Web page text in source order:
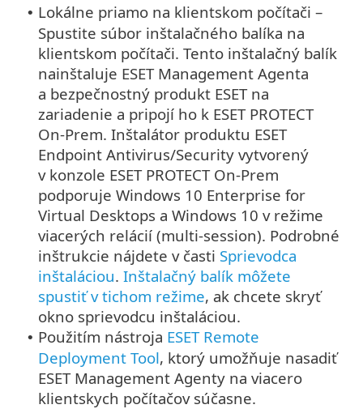
• Lokálne priamo na klientskom počítači –
Spustite súbor inštalačného balíka na
klientskom počítači. Tento inštalačný balík
nainštaluje ESET Management Agenta
a bezpečnostný produkt ESET na
zariadenie a pripojí ho k ESET PROTECT
On-Prem. Inštalátor produktu ESET
Endpoint Antivirus/Security vytvorený
v konzole ESET PROTECT On-Prem
podporuje Windows 10 Enterprise for
Virtual Desktops a Windows 10 v režime
viacerých relácií (multi-session). Podrobné
inštrukcie nájdete v časti Sprievodca
inštaláciou. Inštalačný balík môžete
spustiť v tichom režime, ak chcete skryť
okno sprievodcu inštaláciou.
• Použitím nástroja ESET Remote
Deployment Tool, ktorý umožňuje nasadiť
ESET Management Agenty na viacero
klientskych počítačov súčasne.